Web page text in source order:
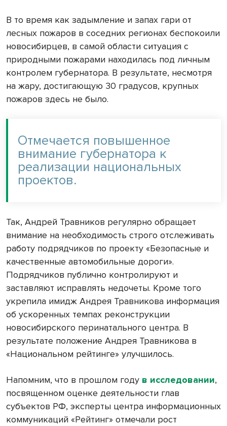
В то время как задымление и запах гари от
лесных пожаров в соседних регионах беспокоили
новосибирцев, в самой области ситуация с
природными пожарами находилась под личным
контролем губернатора. В результате, несмотря
на жару, достигающую 30 градусов, крупных
пожаров здесь не было.
Отмечается повышенное
внимание губернатора к
реализации национальных
проектов.
Так, Андрей Травников регулярно обращает
внимание на необходимость строго отслеживать
работу подрядчиков по проекту «Безопасные и
качественные автомобильные дороги».
Подрядчиков публично контролируют и
заставляют исправлять недочеты. Кроме того
укрепила имидж Андрея Травникова информация
об ускоренных темпах реконструкции
новосибирского перинатального центра. В
результате положение Андрея Травникова в
«Национальном рейтинге» улучшилось.
Напомним, что в прошлом году в исследовании,
посвященном оценке деятельности глав
субъектов РФ, эксперты центра информационных
коммуникаций «Рейтинг» отмечали рост